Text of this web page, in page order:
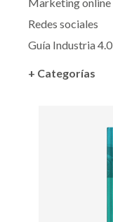
Redes sociales
Guía Industria 4.0
+ Categorías